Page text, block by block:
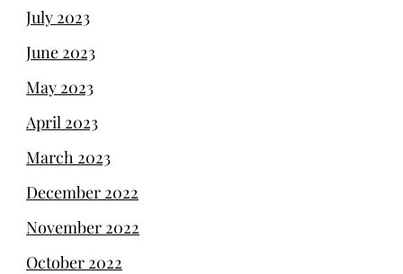
July 2023
June 2023
May 2023
April 2023
March 2023
December 2022
November 2022
October 2022